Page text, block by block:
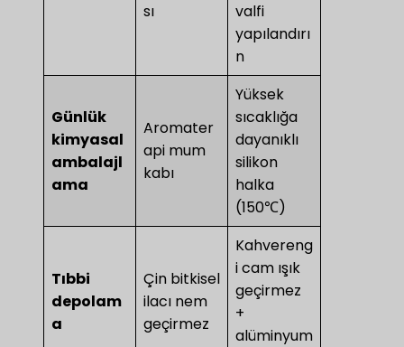
sı
valfi
yapılandırı
n
Günlük
kimyasal
ambalajl
ama
Aromater
api mum
kabı
Yüksek
sıcaklığa
dayanıklı
silikon
halka
(150℃)
​Tıbbi
depolam
a​
Çin bitkisel
ilacı nem
geçirmez
Kahvereng
i cam ışık
geçirmez
+
alüminyum